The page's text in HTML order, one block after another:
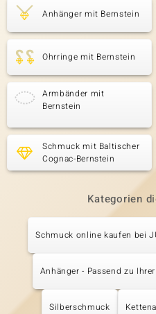
Anhänger mit Bernstein
Ohrringe mit Bernstein
Armbänder mit
Bernstein
Schmuck mit Baltischer
Cognac-Bernstein
Kategorien
Schmuck online kaufen bei
Anhänger - Passend zu
Silberschmuck